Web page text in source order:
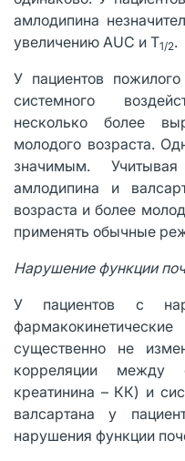
амлодипина
увеличению AUC и T1/2.
У пациентов
системного
несколько более
молодого возраста.
значимым.
амлодипина и
возраста и более
применять обычные
Нарушение функции
У пациентов с
существенно не
корреляции между
креатинина – КК) и
валсартана у
нарушения функции